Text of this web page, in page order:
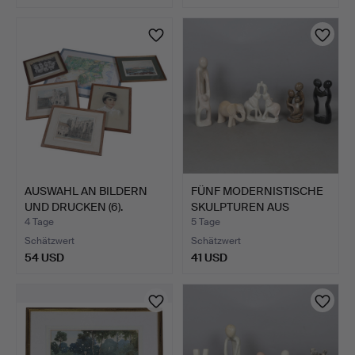
AUSWAHL AN BILDERN
UND DRUCKEN (6).
4 Tage
Schätzwert
54 USD
FÜNF MODERNISTISCHE
SKULPTUREN AUS
HARTEST…
5 Tage
Schätzwert
41 USD